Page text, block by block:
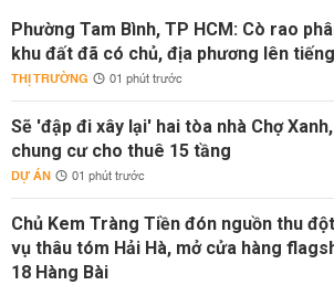
Phường Tam Bình, TP HCM: Cò rao
khu đất đã có chủ, địa phương lên
THỊ TRƯỜNG 01 phút trước
Sẽ 'đập đi xây lại' hai tòa nhà Chợ
chung cư cho thuê 15 tầng
DỰ ÁN 01 phút trước
Chủ Kem Tràng Tiền đón nguồn thu
vụ thâu tóm Hải Hà, mở cửa hàng
18 Hàng Bài